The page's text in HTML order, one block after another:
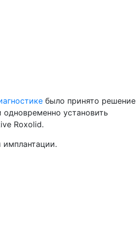
было принято решение
одновременно установить
Roxolid.
имплантации.